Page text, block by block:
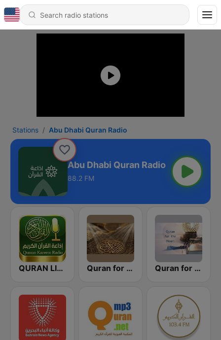
Stations Abu Dhabi Quran Radio
Abu Dhabi Quran Radio
88.2 FM
QURAN LIVE RADIO Quran for the Soul Quran for the Heart القرآن للقلب